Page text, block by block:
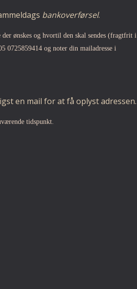
bankoverførsel.
ønskes og hvortil den skal sendes (fragtfrit i
0725859414 og noter din mailadresse i
en mail for at få oplyst adressen.
tidspunkt.